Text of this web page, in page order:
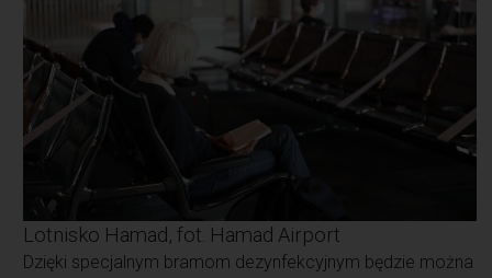
Lotnisko Hamad, fot. Hamad Airport
Dzięki specjalnym bramom dezynfekcyjnym będzie można